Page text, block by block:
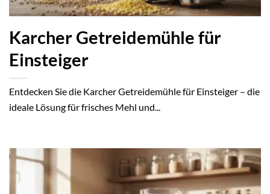
Karcher Getreidemühle für
Einsteiger
Entdecken Sie die Karcher Getreidemühle für Einsteiger – die
ideale Lösung für frisches Mehl und...